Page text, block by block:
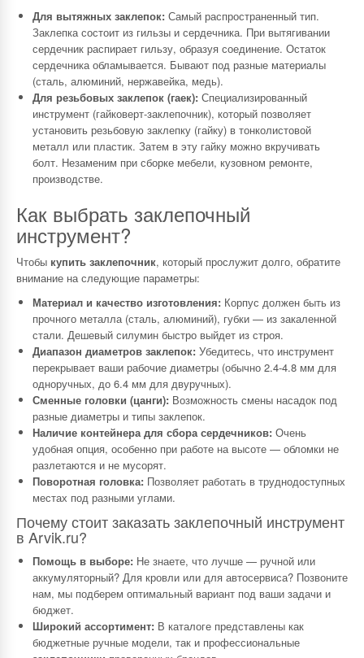
Для вытяжных заклепок: Самый распространенный тип.
Заклепка состоит из гильзы и сердечника. При вытягивании
сердечник распирает гильзу, образуя соединение. Остаток
сердечника обламывается. Бывают под разные материалы
(сталь, алюминий, нержавейка, медь).
Для резьбовых заклепок (гаек): Специализированный
инструмент (гайковерт-заклепочник), который позволяет
установить резьбовую заклепку (гайку) в тонколистовой
металл или пластик. Затем в эту гайку можно вкручивать
болт. Незаменим при сборке мебели, кузовном ремонте,
производстве.
Как выбрать заклепочный
инструмент?
Чтобы купить заклепочник, который прослужит долго, обратите
внимание на следующие параметры:
Материал и качество изготовления: Корпус должен быть из
прочного металла (сталь, алюминий), губки — из закаленной
стали. Дешевый силумин быстро выйдет из строя.
Диапазон диаметров заклепок: Убедитесь, что инструмент
перекрывает ваши рабочие диаметры (обычно 2.4-4.8 мм для
одноручных, до 6.4 мм для двуручных).
Сменные головки (цанги): Возможность смены насадок под
разные диаметры и типы заклепок.
Наличие контейнера для сбора сердечников: Очень
удобная опция, особенно при работе на высоте — обломки не
разлетаются и не мусорят.
Поворотная головка: Позволяет работать в труднодоступных
местах под разными углами.
Почему стоит заказать заклепочный инструмент
в Arvik.ru?
Помощь в выборе: Не знаете, что лучше — ручной или
аккумуляторный? Для кровли или для автосервиса? Позвоните
нам, мы подберем оптимальный вариант под ваши задачи и
бюджет.
Широкий ассортимент: В каталоге представлены как
бюджетные ручные модели, так и профессиональные